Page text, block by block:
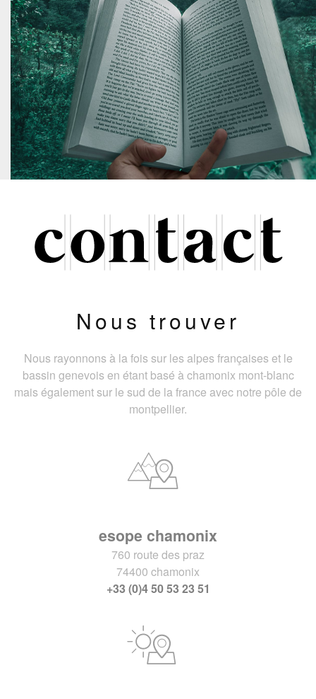
Nous trouver
Nous rayonnons à la fois sur les alpes françaises et le
bassin genevois en étant basé à chamonix mont-blanc
mais également sur le sud de la france avec notre pôle de
montpellier.
esope chamonix
760 route des praz
74400 chamonix
+33 (0)4 50 53 23 51